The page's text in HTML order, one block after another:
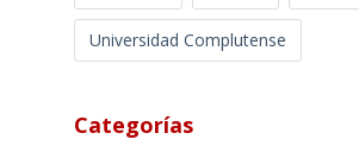
Universidad Complutense
Categorías